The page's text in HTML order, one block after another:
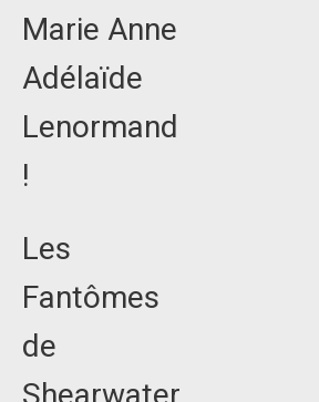
Marie Anne
Adélaïde
Lenormand
!
Les
Fantômes
de
Shearwater